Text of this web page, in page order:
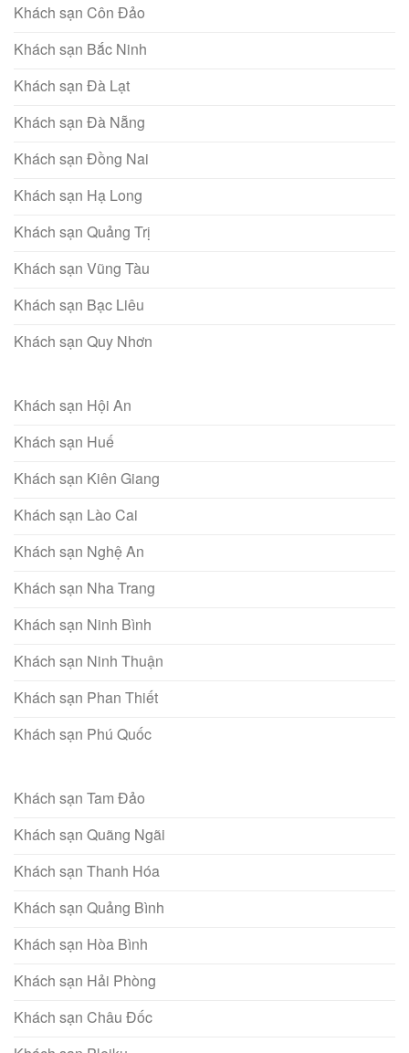
Khách sạn Côn Đảo
Khách sạn Bắc Ninh
Khách sạn Đà Lạt
Khách sạn Đà Nẵng
Khách sạn Đồng Nai
Khách sạn Hạ Long
Khách sạn Quảng Trị
Khách sạn Vũng Tàu
Khách sạn Bạc Liêu
Khách sạn Quy Nhơn
Khách sạn Hội An
Khách sạn Huế
Khách sạn Kiên Giang
Khách sạn Lào Cai
Khách sạn Nghệ An
Khách sạn Nha Trang
Khách sạn Ninh Bình
Khách sạn Ninh Thuận
Khách sạn Phan Thiết
Khách sạn Phú Quốc
Khách sạn Tam Đảo
Khách sạn Quãng Ngãi
Khách sạn Thanh Hóa
Khách sạn Quảng Bình
Khách sạn Hòa Bình
Khách sạn Hải Phòng
Khách sạn Châu Đốc